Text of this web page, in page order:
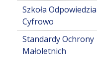
Szkoła
Cyfrowo
Standardy Ochrony
Małoletnich